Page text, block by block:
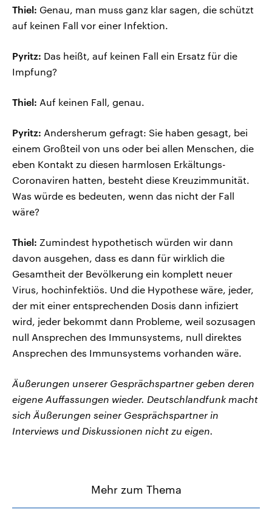
Thiel: Genau, man muss ganz klar sagen, die schützt
auf keinen Fall vor einer Infektion.
Pyritz: Das heißt, auf keinen Fall ein Ersatz für die
Impfung?
Thiel: Auf keinen Fall, genau.
Pyritz: Andersherum gefragt: Sie haben gesagt, bei
einem Großteil von uns oder bei allen Menschen, die
eben Kontakt zu diesen harmlosen Erkältungs-
Coronaviren hatten, besteht diese Kreuzimmunität.
Was würde es bedeuten, wenn das nicht der Fall
wäre?
Thiel: Zumindest hypothetisch würden wir dann
davon ausgehen, dass es dann für wirklich die
Gesamtheit der Bevölkerung ein komplett neuer
Virus, hochinfektiös. Und die Hypothese wäre, jeder,
der mit einer entsprechenden Dosis dann infiziert
wird, jeder bekommt dann Probleme, weil sozusagen
null Ansprechen des Immunsystems, null direktes
Ansprechen des Immunsystems vorhanden wäre.
Äußerungen unserer Gesprächspartner geben deren
eigene Auffassungen wieder. Deutschlandfunk macht
sich Äußerungen seiner Gesprächspartner in
Interviews und Diskussionen nicht zu eigen.
Mehr zum Thema